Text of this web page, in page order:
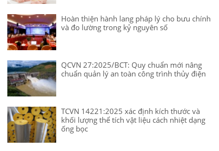
Hoàn thiện hành lang pháp lý cho bưu chính
và đo lường trong kỷ nguyên số
QCVN 27:2025/BCT: Quy chuẩn mới nâng
chuẩn quản lý an toàn công trình thủy điện
TCVN 14221:2025 xác định kích thước và
khối lượng thể tích vật liệu cách nhiệt dạng
ống bọc